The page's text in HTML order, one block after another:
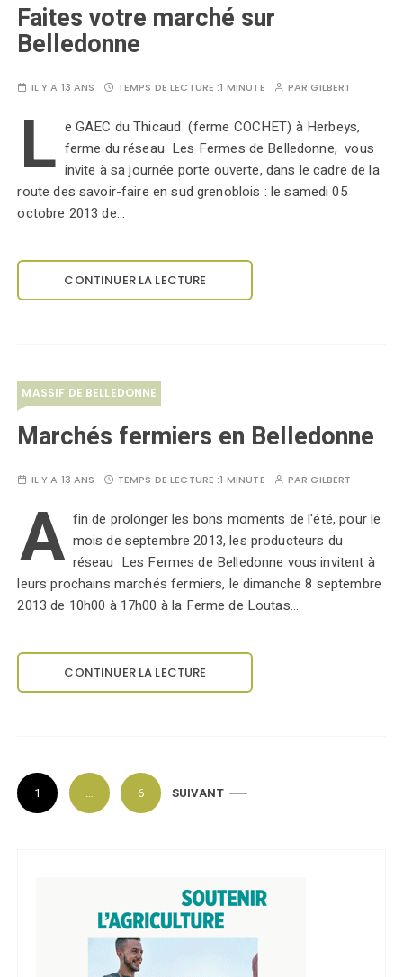
Faites votre marché sur
Belledonne
IL Y A 13 ANS TEMPS DE LECTURE :1 MINUTE PARGILBERT
L e GAEC du Thicaud (ferme COCHET) à Herbeys,
ferme du réseau Les Fermes de Belledonne, vous
invite à sa journée porte ouverte, dans le cadre de la
route des savoir-faire en sud grenoblois : le samedi 05
octobre 2013 de…
CONTINUER LA LECTURE
MASSIF DE BELLEDONNE
Marchés fermiers en Belledonne
IL Y A 13 ANS TEMPS DE LECTURE :1 MINUTE PARGILBERT
A fin de prolonger les bons moments de l'été, pour le
mois de septembre 2013, les producteurs du
réseau Les Fermes de Belledonne vous invitent à
leurs prochains marchés fermiers, le dimanche 8 septembre
2013 de 10h00 à 17h00 à la Ferme de Loutas…
CONTINUER LA LECTURE
P
a 1 … 6 SUIVANT